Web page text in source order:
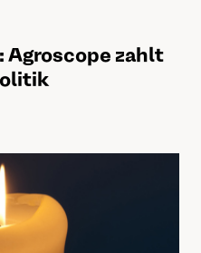
Agroscope zahlt